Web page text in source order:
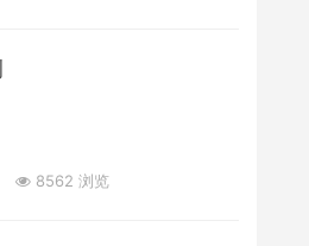
8562 浏览